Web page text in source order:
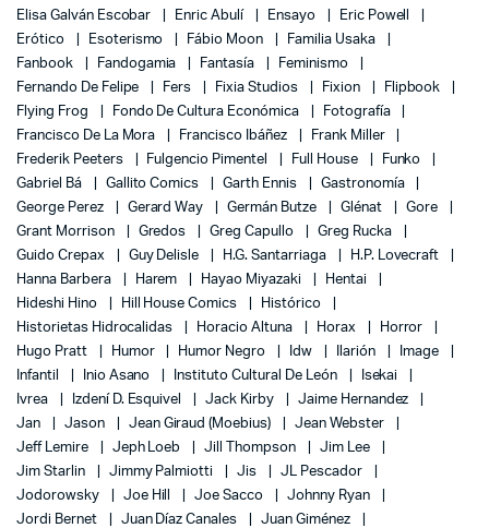
Elisa Galván Escobar
Enric Abulí Ensayo
Eric Powell
Erótico
Esoterismo Fábio Moon
Familia Usaka
Fanbook
Fandogamia Fantasía
Feminismo
Fernando De Felipe
Fers Fixia Studios Fixion
Flipbook
Flying Frog
Fondo De Cultura Económica
Fotografía
Francisco De La Mora
Francisco Ibáñez
Frank Miller
Frederik Peeters
Fulgencio Pimentel Full House
Funko
Gabriel Bá
Gallito Comics Garth Ennis
Gastronomía
George Perez
Gerard Way Germán Butze Glénat
Gore
Grant Morrison
Gredos Greg Capullo
Greg Rucka
Guido Crepax
Guy Delisle H.G. Santarriaga
H.P. Lovecraft
Hanna Barbera
Harem Hayao Miyazaki
Hentai
Hideshi Hino
Hill House Comics
Histórico
Historietas Hidrocalidas
Horacio Altuna Horax
Horror
Hugo Pratt
Humor Humor Negro Idw Ilarión
Image
Infantil
Inio Asano Instituto Cultural De León
Isekai
Ivrea
Izdení D. Esquivel Jack Kirby
Jaime Hernandez
Jan
Jason Jean Giraud (Moebius)
Jean Webster
Jeff Lemire
Jeph Loeb Jill Thompson
Jim Lee
Jim Starlin
Jimmy Palmiotti Jis
JL Pescador
Jodorowsky
Joe Hill Joe Sacco
Johnny Ryan
Jordi Bernet
Juan Díaz Canales
Juan Giménez